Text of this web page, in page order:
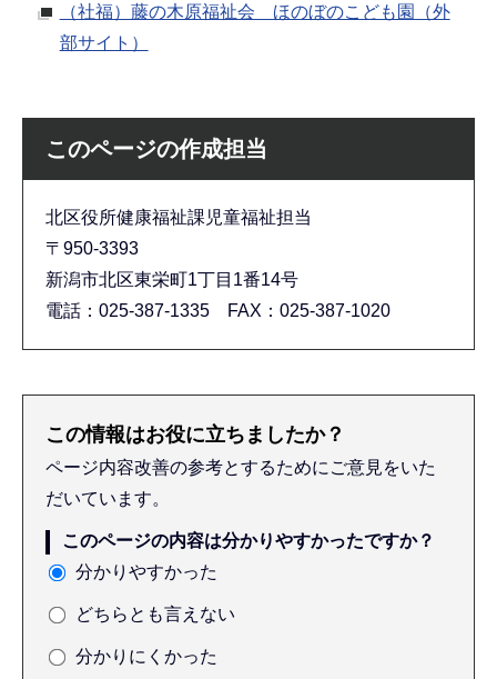
（社福）藤の木原福祉会 ほのぼのこども園（外
部サイト）
このページの作成担当
北区役所健康福祉課児童福祉担当
〒950-3393
新潟市北区東栄町1丁目1番14号
電話：025-387-1335 FAX：025-387-1020
この情報はお役に立ちましたか？
ページ内容改善の参考とするためにご意見をいた
だいています。
このページの内容は分かりやすかったですか？
分かりやすかった
どちらとも言えない
分かりにくかった